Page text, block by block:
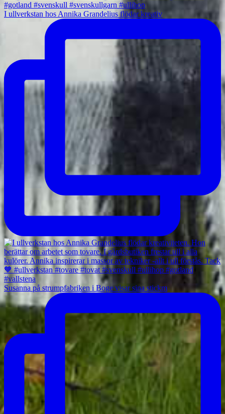
I ullverkstan hos Annika Grandelius flödar kreativ
Susanna på strumpfabriken i Boge visar sina stickm